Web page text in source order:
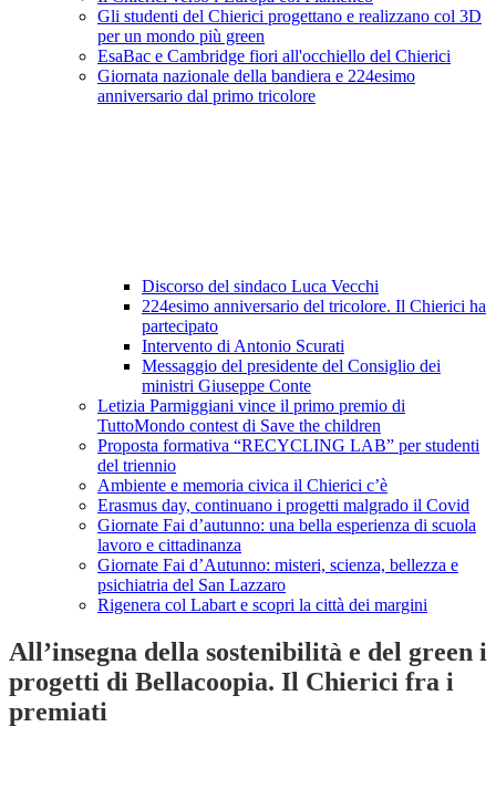
Gli studenti del Chierici progettano e realizzano col 3D
per un mondo più green
EsaBac e Cambridge fiori all'occhiello del Chierici
Giornata nazionale della bandiera e 224esimo
anniversario dal primo tricolore
Discorso del sindaco Luca Vecchi
224esimo anniversario del tricolore. Il Chierici ha
partecipato
Intervento di Antonio Scurati
Messaggio del presidente del Consiglio dei
ministri Giuseppe Conte
Letizia Parmiggiani vince il primo premio di
TuttoMondo contest di Save the children
Proposta formativa “RECYCLING LAB” per studenti
del triennio
Ambiente e memoria civica il Chierici c’è
Erasmus day, continuano i progetti malgrado il Covid
Giornate Fai d’autunno: una bella esperienza di scuola
lavoro e cittadinanza
Giornate Fai d’Autunno: misteri, scienza, bellezza e
psichiatria del San Lazzaro
Rigenera col Labart e scopri la città dei margini
All’insegna della sostenibilità e del green i
progetti di Bellacoopia. Il Chierici fra i
premiati